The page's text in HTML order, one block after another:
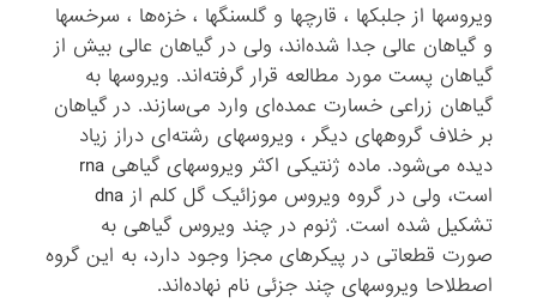
ویروسها از جلبکها ، قارچها و گلسنگها ، خزه‌ها ، سرخسها
و گیاهان عالی جدا شده‌اند، ولی در گیاهان عالی بیش از
گیاهان پست مورد مطالعه قرار گرفته‌اند. ویروسها به
گیاهان زراعی خسارت عمده‌ای وارد می‌سازند. در گیاهان
بر خلاف گروههای دیگر ، ویروسهای رشته‌ای دراز زیاد
دیده می‌شود. ماده ژنتیکی اکثر ویروسهای گیاهی rna
است، ولی در گروه ویروس موزائیک گل کلم از dna
تشکیل شده است. ژنوم در چند ویروس گیاهی به
صورت قطعاتی در پیکرهای مجزا وجود دارد، به این گروه
اصطلاحا ویروسهای چند جزئی نام نهاده‌اند.